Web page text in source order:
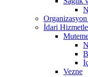
Organizasyon
İdari
Vezne